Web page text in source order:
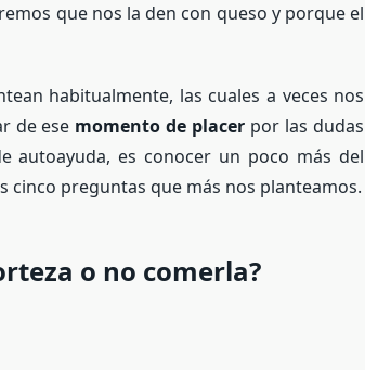
que nos la den con queso y porque el
habitualmente, las cuales a veces nos
de ese momento de placer por las dudas
autoayuda, es conocer un poco más del
cinco preguntas que más nos planteamos.
o no comerla?